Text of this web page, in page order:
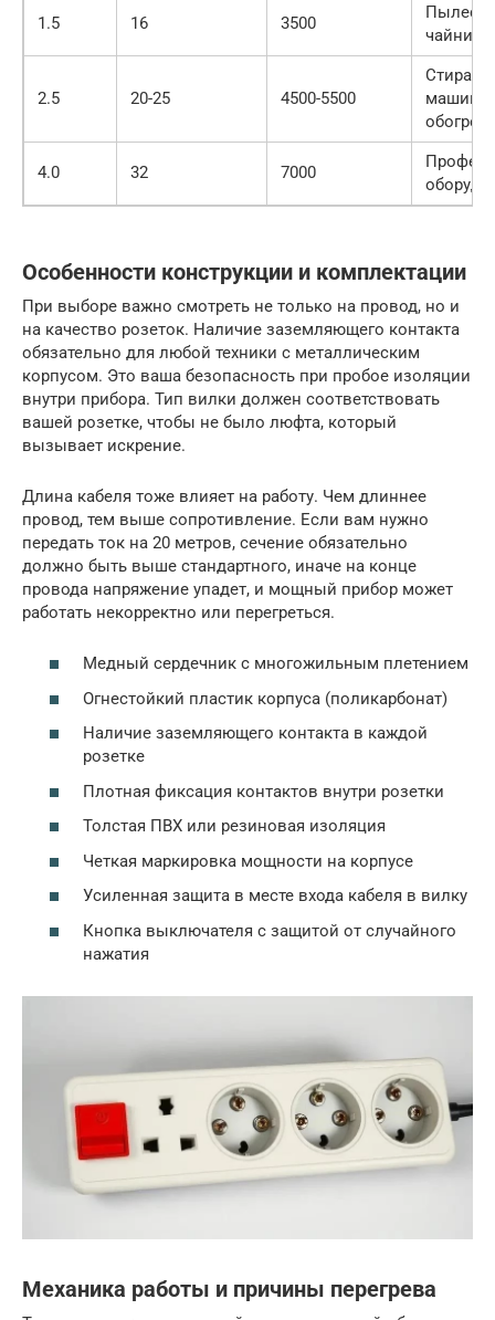
1.5 16 3500
2.5 20-25 4500-5500
машины,
4.0 32 7000
Особенности конструкции и комплектации
При выборе важно смотреть не только на провод, но и
на качество розеток. Наличие заземляющего контакта
обязательно для любой техники с металлическим
корпусом. Это ваша безопасность при пробое изоляции
внутри прибора. Тип вилки должен соответствовать
вашей розетке, чтобы не было люфта, который
вызывает искрение.
Длина кабеля тоже влияет на работу. Чем длиннее
провод, тем выше сопротивление. Если вам нужно
передать ток на 20 метров, сечение обязательно
должно быть выше стандартного, иначе на конце
провода напряжение упадет, и мощный прибор может
работать некорректно или перегреться.
Медный сердечник с многожильным плетением
Огнестойкий пластик корпуса (поликарбонат)
Наличие заземляющего контакта в каждой
розетке
Плотная фиксация контактов внутри розетки
Толстая ПВХ или резиновая изоляция
Четкая маркировка мощности на корпусе
Усиленная защита в месте входа кабеля в вилку
Кнопка выключателя с защитой от случайного
нажатия
Механика работы и причины перегрева